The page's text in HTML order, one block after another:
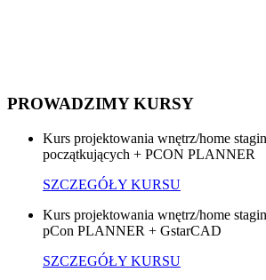
PROWADZIMY KURSY
Kurs projektowania wnętrz/home
początkujących + PCON PLANNER
SZCZEGÓŁY KURSU
Kurs projektowania wnętrz/home
pCon PLANNER + GstarCAD
SZCZEGÓŁY KURSU